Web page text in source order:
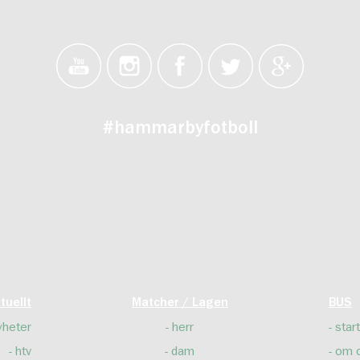
#hammarbyfotboll
htv
Matcher / Lagen
herr
dam
BUS
start
om